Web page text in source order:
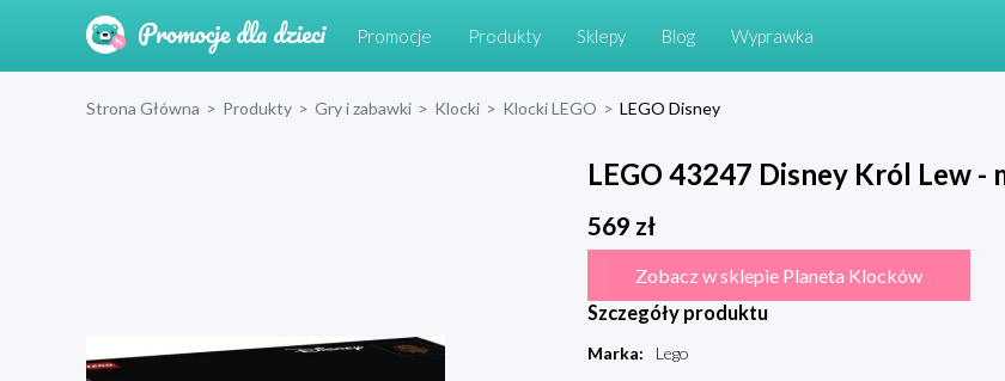
Promocje Produkty Sklepy Blog Wyprawka
Strona Główna > Produkty > Gry i zabawki > Klocki > Klocki LEGO > LEGO Disney
LEGO 43247 Disney Król Lew -
569 zł
Zobacz w sklepie Planeta Klocków
Szczegóły produktu
Marka:
Lego